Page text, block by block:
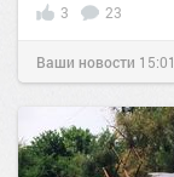
3 23
Ваши новости 15:01